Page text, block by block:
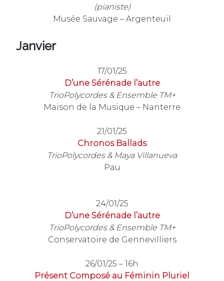
(pianiste)
Musée Sauvage – Argenteuil
Janvier
17/01/25
D’une Sérénade l’autre
TrioPolycordes & Ensemble TM+
Maison de la Musique – Nanterre
21/01/25
Chronos Ballads
TrioPolycordes & Maya Villanueva
Pau
24/01/25
D’une Sérénade l’autre
TrioPolycordes & Ensemble TM+
Conservatoire de Gennevilliers
26/01/25 – 16h
Présent Composé au Féminin Pluriel